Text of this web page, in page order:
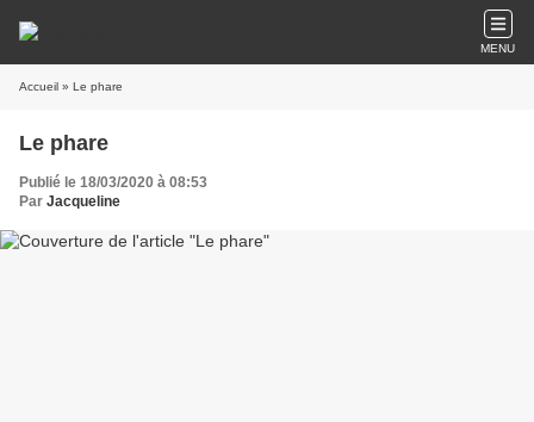
MENU
Accueil » Le phare
Le phare
Publié le 18/03/2020 à 08:53
Par Jacqueline